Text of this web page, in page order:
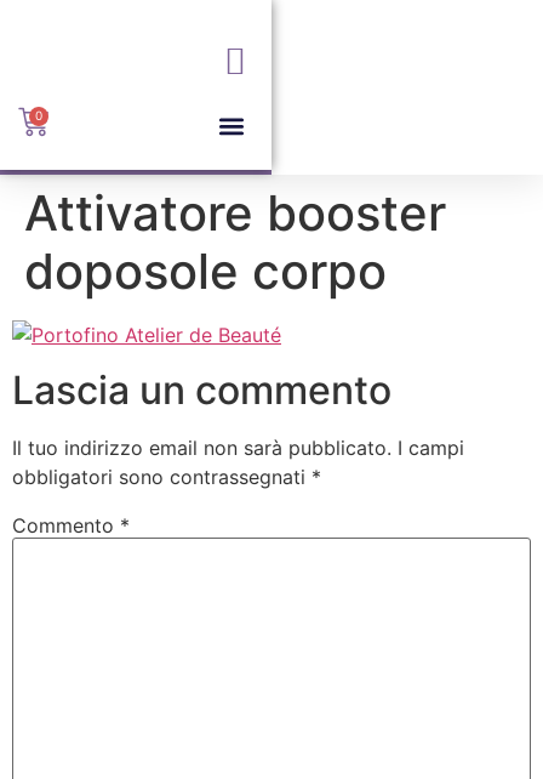
Vimercate MB
0
Attivatore booster
doposole corpo
Lascia un commento
Il tuo indirizzo email non sarà pubblicato. I campi
obbligatori sono contrassegnati *
Commento *